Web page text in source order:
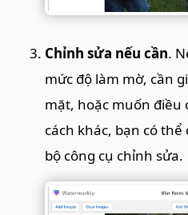
Chỉnh sửa nếu cần.
mức độ làm mờ, cần
mặt, hoặc muốn
cách khác, bạn có
bộ công cụ chỉnh sửa.